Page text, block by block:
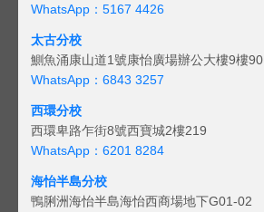
WhatsApp：5167 4426
太古分校
鰂魚涌康山道1號康怡廣場辦公大樓9樓
WhatsApp：6843 3257
西環分校
西環卑路乍街8號西寶城2樓219
WhatsApp：6201 8284
海怡半島分校
鴨脷洲海怡半島海怡西商場地下G01-02